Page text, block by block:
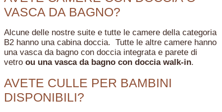
VASCA DA BAGNO?
Alcune delle nostre suite e tutte le camere della categoria
B2 hanno una cabina doccia. Tutte le altre camere hanno
una vasca da bagno con doccia integrata e parete di
vetro ou una vasca da bagno con doccia walk-in.
AVETE CULLE PER BAMBINI
DISPONIBILI?